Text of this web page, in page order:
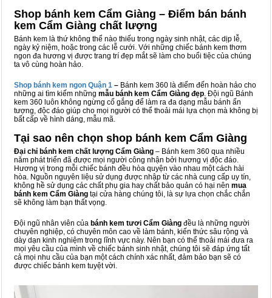
Shop bánh kem Cẩm Giàng – Điểm bán bánh
kem Cẩm Giàng chất lượng
Bánh kem là thứ không thể nào thiếu trong ngày sinh nhật, các dịp lễ,
ngày kỷ niệm, hoặc trong các lễ cưới. Với những chiếc bánh kem thơm
ngon đa hương vị được trang trí đẹp mắt sẽ làm cho buổi tiệc của chúng
ta vô cùng hoàn hảo.
Shop bánh kem ngon Quận 1 – Bánh kem 360 là điểm đến hoàn hảo cho
những ai tìm kiếm những mẫu bánh kem Cẩm Giàng đẹp. Đội ngũ Bánh
kem 360 luôn không ngừng cố gắng để làm ra đa dạng mẫu bánh ấn
tượng, độc đáo giúp cho mọi người có thể thoải mái lựa chọn mà không bị
bất cấp về hình dáng, mẫu mã.
Tại sao nên chọn shop bánh kem Cẩm Giàng
Đại chỉ bánh kem chất lượng Cẩm Giàng – Bánh kem 360 qua nhiều
năm phát triển đã được mọi người công nhận bởi hương vị độc đáo.
Hương vị trong mỗi chiếc bánh đều hòa quyện vào nhau một cách hài
hòa. Nguồn nguyên liệu sử dụng được nhập từ các nhà cung cấp uy tín,
không hề sử dụng các chất phụ gia hay chất bảo quản có hại nên mua
bánh kem Cẩm Giàng tại cửa hàng chúng tôi, là sự lựa chọn chắc chắn
sẽ không làm bạn thất vọng.
Đội ngũ nhân viên của bánh kem tươi Cẩm Giàng đều là những người
chuyên nghiệp, có chuyên môn cao về làm bánh, kiến thức sâu rộng và
dày dạn kinh nghiệm trong lĩnh vực này. Nên bạn có thể thoải mái đưa ra
mọi yêu cầu của mình về chiếc bánh sinh nhật, chúng tôi sẽ đáp ứng tất
cả mọi nhu cầu của bạn một cách chính xác nhất, đảm bảo bạn sẽ có
được chiếc bánh kem tuyệt vời.